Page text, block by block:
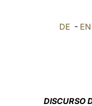
DE - EN
DISCURSO